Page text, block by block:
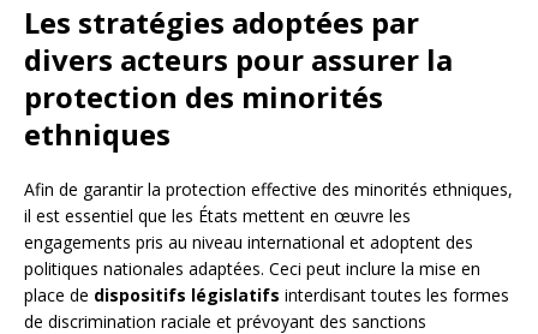
Les stratégies adoptées par
divers acteurs pour assurer la
protection des minorités
ethniques
Afin de garantir la protection effective des minorités ethniques,
il est essentiel que les États mettent en œuvre les
engagements pris au niveau international et adoptent des
politiques nationales adaptées. Ceci peut inclure la mise en
place de dispositifs législatifs interdisant toutes les formes
de discrimination raciale et prévoyant des sanctions